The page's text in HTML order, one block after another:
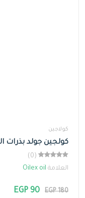
كولاجين
كولجين جولد بذرات
(0)
العلامة Oilex oil
EGP 90 EGP 180